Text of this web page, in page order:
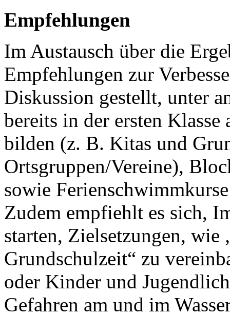
Empfehlungen
Im Austausch über die
Empfehlungen zur
Diskussion gestellt, unter
bereits in der ersten
bilden (z. B. Kitas und
Ortsgruppen/Vereine),
sowie
Zudem empfiehlt es sich,
starten, Zielsetzungen, wie
Grundschulzeit“ zu
oder Kinder und
Gefahren am und im